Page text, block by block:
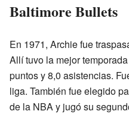
Baltimore Bullets
En 1971, Archie fue
Allí tuvo la mejor
puntos y 8,0 asistencias.
liga. También fue elegido
de la NBA y jugó su